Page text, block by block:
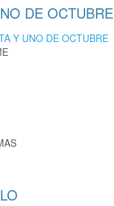
DE OCTUBRE
Y UNO DE OCTUBRE